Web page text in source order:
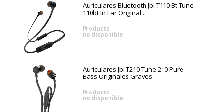
Auriculares Bluetooth Jbl T110 Bt Tune
110bt In Ear Original...
Producto
no disponible
Auriculares Jbl T210 Tune 210 Pure
Bass Originales Graves
Producto
no disponible